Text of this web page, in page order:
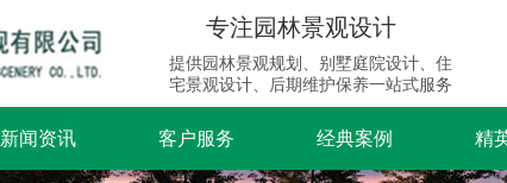
专注园林景观设计
提供园林景观规划、别墅庭院设计、住
宅景观设计、后期维护保养一站式服务
新闻资讯 客户服务 经典案例 精